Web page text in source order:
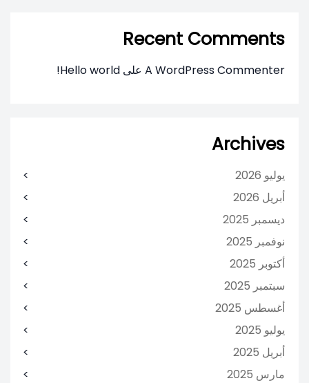
Recent Comments
A WordPress Commenter على Hello world!
Archives
يوليو 2026
أبريل 2026
ديسمبر 2025
نوفمبر 2025
أكتوبر 2025
سبتمبر 2025
أغسطس 2025
يوليو 2025
أبريل 2025
مارس 2025